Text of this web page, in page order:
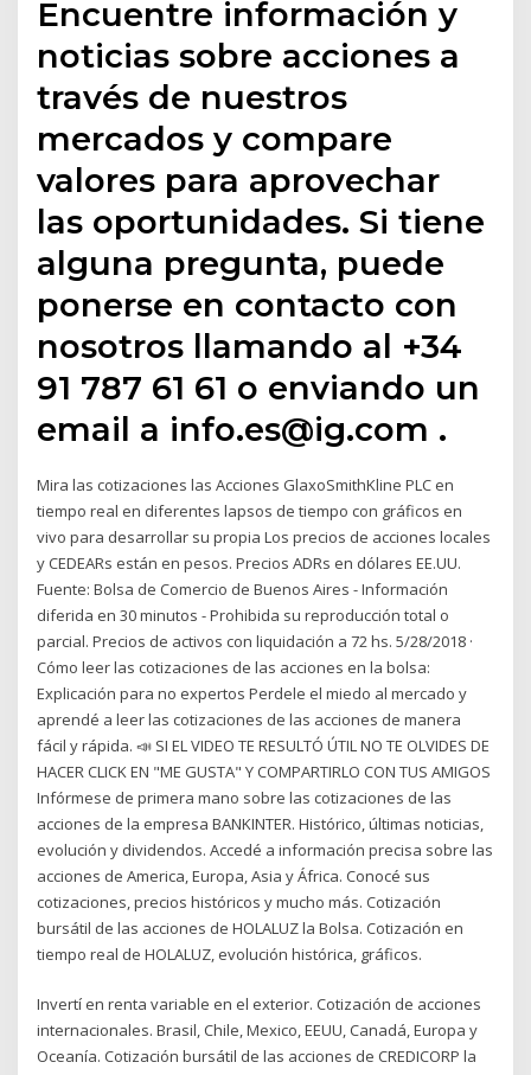
Encuentre información y
noticias sobre acciones a
través de nuestros
mercados y compare
valores para aprovechar
las oportunidades. Si tiene
alguna pregunta, puede
ponerse en contacto con
nosotros llamando al +34
91 787 61 61 o enviando un
email a info.es@ig.com .
Mira las cotizaciones las Acciones GlaxoSmithKline PLC en
tiempo real en diferentes lapsos de tiempo con gráficos en
vivo para desarrollar su propia Los precios de acciones locales
y CEDEARs están en pesos. Precios ADRs en dólares EE.UU.
Fuente: Bolsa de Comercio de Buenos Aires - Información
diferida en 30 minutos - Prohibida su reproducción total o
parcial. Precios de activos con liquidación a 72 hs. 5/28/2018 ·
Cómo leer las cotizaciones de las acciones en la bolsa:
Explicación para no expertos Perdele el miedo al mercado y
aprendé a leer las cotizaciones de las acciones de manera
fácil y rápida. 📣 SI EL VIDEO TE RESULTÓ ÚTIL NO TE OLVIDES DE
HACER CLICK EN "ME GUSTA" Y COMPARTIRLO CON TUS AMIGOS
Infórmese de primera mano sobre las cotizaciones de las
acciones de la empresa BANKINTER. Histórico, últimas noticias,
evolución y dividendos. Accedé a información precisa sobre las
acciones de America, Europa, Asia y África. Conocé sus
cotizaciones, precios históricos y mucho más. Cotización
bursátil de las acciones de HOLALUZ la Bolsa. Cotización en
tiempo real de HOLALUZ, evolución histórica, gráficos.
Invertí en renta variable en el exterior. Cotización de acciones
internacionales. Brasil, Chile, Mexico, EEUU, Canadá, Europa y
Oceanía. Cotización bursátil de las acciones de CREDICORP la